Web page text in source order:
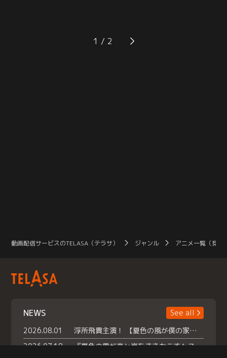
へ食事に連れて行く。一方、葉佳瑶
も金陵に到着し、ちょうど「天上
り、2人で食事をすることに。料理
が運ばれてくると、夏淳于はその盛
1
動画配信サービスのTELASA（テラサ） ジャンル アニメ一覧（見放
NEWS
See all
2026.08.01
浮所飛貴主演！ 【夏色の風が僕の家にやってきた】 本日よりテラサで独占配信スタート！
2026.07.18
『夏色の雲が恋と嵐をまきおこす』スペシャルメイキング 【Part1】2026年７月18日（土）23時30分～配信スタート！話題のシーンの裏側を大公開！豪華キャスト大集合！ 『武宮家 真夏の家族会議』開催！